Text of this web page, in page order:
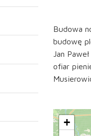
Budowa
budowę
Jan
ofiar
+